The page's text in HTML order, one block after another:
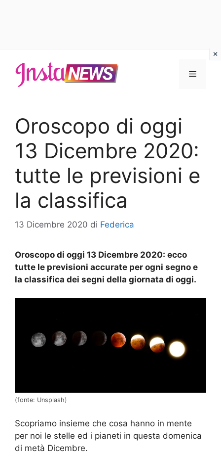
contenuto
Menu
Oroscopo di oggi
13 Dicembre 2020:
tutte le previsioni e
la classifica
13 Dicembre 2020 di Federica
Oroscopo di oggi 13 Dicembre 2020: ecco
tutte le previsioni accurate per ogni segno e
la classifica dei segni della giornata di oggi.
(fonte: Unsplash)
Scopriamo insieme che cosa hanno in mente
per noi le stelle ed i pianeti in questa domenica
di metà Dicembre.